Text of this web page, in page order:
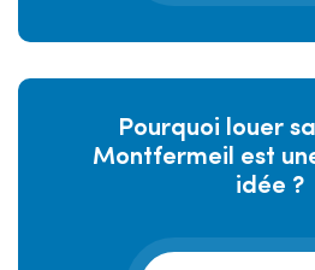
Pourquoi louer
Montfermeil est
idée ?